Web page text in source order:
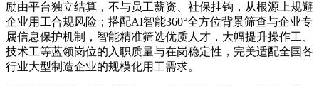
励由平台独立结算，不与员工薪资、社保挂钩，从根源上规避
企业用工合规风险；搭配AI智能360°全方位背景筛查与企业专
属信息保护机制，智能精准筛选优质人才，大幅提升操作工、
技术工等蓝领岗位的入职质量与在岗稳定性，完美适配全国各
行业大型制造企业的规模化用工需求。